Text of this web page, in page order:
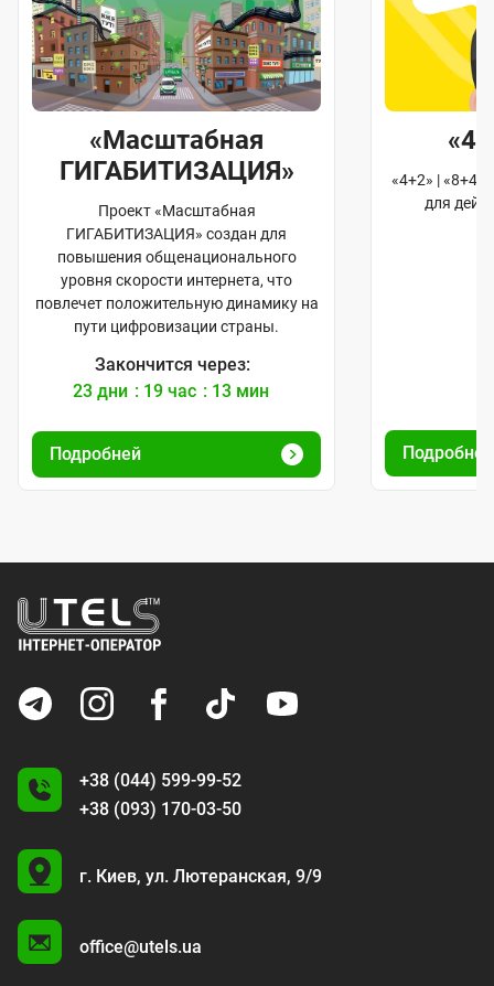
«Масштабная
ГИГАБИТИЗАЦИЯ»
Проект «Масштабная
ГИГАБИТИЗАЦИЯ» создан для
повышения общенационального
уровня скорости интернета, что
повлечет положительную динамику на
пути цифровизации страны.
Закончится через:
23 дни 19 час 13 мин
1
1
с
е
Подробней
«4+2» | «8+4»
для
Подробней
+38 (044) 599-99-52
+38 (093) 170-03-50
U
г. Киев, ул. Лютеранская, 9/9
office@utels.ua